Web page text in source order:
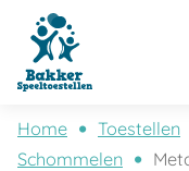
Home Toestellen
Schommelen